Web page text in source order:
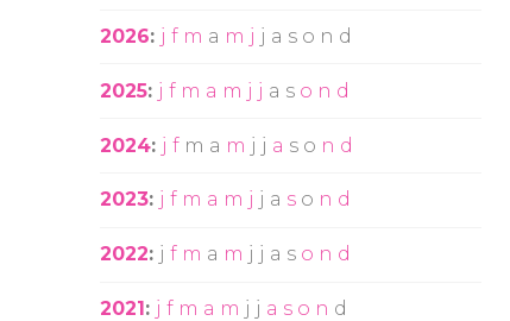
2026: j f m a m j j a s o n d
2025: j f m a m j j a s o n d
2024: j f m a m j j a s o n d
2023: j f m a m j j a s o n d
2022: j f m a m j j a s o n d
2021: j f m a m j j a s o n d